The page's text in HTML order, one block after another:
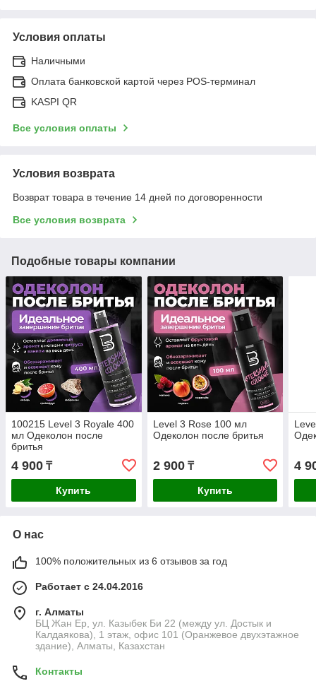
Условия оплаты
Наличными
Оплата банковской картой через POS-терминал
KASPI QR
Все условия оплаты
Условия возврата
Возврат товара в течение 14 дней по договоренности
Все условия возврата
Подобные товары компании
100215 Level 3 Royale 400
мл Одеколон после
бритья
4 900 ₸
Купить
Level 3 Rose 100 мл
Одеколон после бритья
2 900₸
Купить
4
О нас
100% положительных из 6 отзывов за год
Работает с 24.04.2016
г. Алматы
БЦ Жан Ер, ул. Казыбек Би 22 (между ул. Достык и
Калдаякова), 1 этаж, офис 101 (Оранжевое двухэтажное
здание), Алматы, Казахстан
Контакты